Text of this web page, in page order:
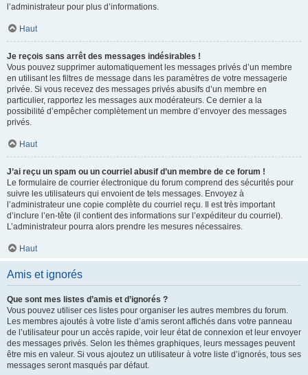
l’administrateur pour plus d’informations.
Haut
Je reçois sans arrêt des messages indésirables !
Vous pouvez supprimer automatiquement les messages privés d’un membre
en utilisant les filtres de message dans les paramètres de votre messagerie
privée. Si vous recevez des messages privés abusifs d’un membre en
particulier, rapportez les messages aux modérateurs. Ce dernier a la
possibilité d’empêcher complètement un membre d’envoyer des messages
privés.
Haut
J’ai reçu un spam ou un courriel abusif d’un membre de ce forum !
Le formulaire de courrier électronique du forum comprend des sécurités pour
suivre les utilisateurs qui envoient de tels messages. Envoyez à
l’administrateur une copie complète du courriel reçu. Il est très important
d’inclure l’en-tête (il contient des informations sur l’expéditeur du courriel).
L’administrateur pourra alors prendre les mesures nécessaires.
Haut
Amis et ignorés
Que sont mes listes d’amis et d’ignorés ?
Vous pouvez utiliser ces listes pour organiser les autres membres du forum.
Les membres ajoutés à votre liste d’amis seront affichés dans votre panneau
de l’utilisateur pour un accès rapide, voir leur état de connexion et leur envoyer
des messages privés. Selon les thèmes graphiques, leurs messages peuvent
être mis en valeur. Si vous ajoutez un utilisateur à votre liste d’ignorés, tous ses
messages seront masqués par défaut.